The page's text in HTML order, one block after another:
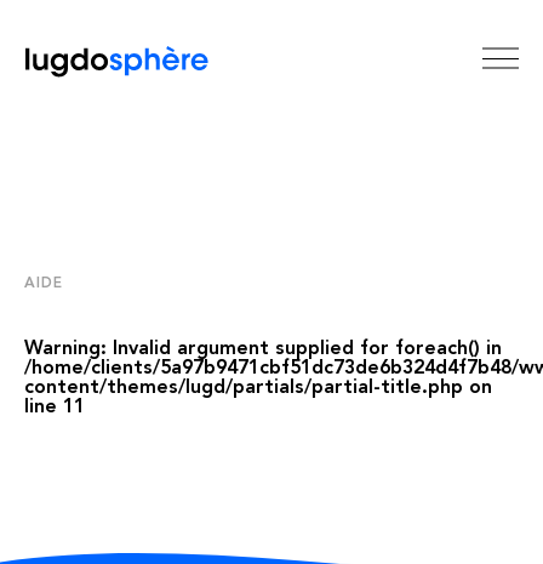
AIDE
Warning: Invalid argument supplied for foreach() in
/home/clients/5a97b9471cbf51dc73de6b324d4f7b48/
content/themes/lugd/partials/partial-title.php on
line 11